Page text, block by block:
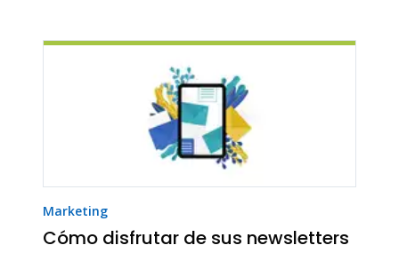
Marketing
Cómo disfrutar de sus newsletters